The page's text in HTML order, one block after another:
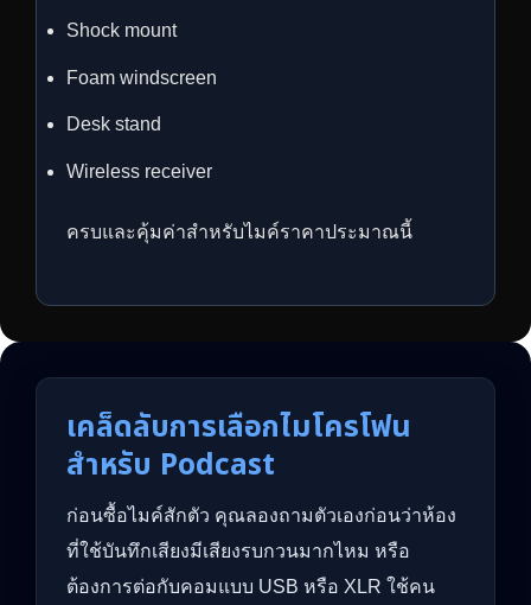
Shock mount
Foam windscreen
Desk stand
Wireless receiver
ครบและคุ้มค่าสำหรับไมค์ราคาประมาณนี้
เคล็ดลับการเลือกไมโครโฟน
สำหรับ Podcast
ก่อนซื้อไมค์สักตัว คุณลองถามตัวเองก่อนว่าห้อง
ที่ใช้บันทึกเสียงมีเสียงรบกวนมากไหม หรือ
ต้องการต่อกับคอมแบบ USB หรือ XLR ใช้คน